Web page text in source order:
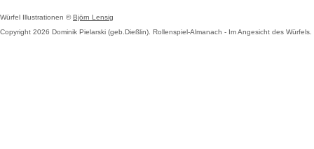
Würfel Illustrationen ©Björn Lensig
Copyright 2026 Dominik Pielarski (geb.Dießlin). Rollenspiel-Almanach - Im Angesicht des Würfels.